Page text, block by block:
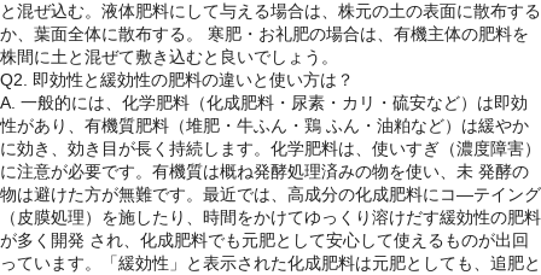
と混ぜ込む。液体肥料にして与える場合は、株元の土の表面に散布する
か、葉面全体に散布する。 寒肥・お礼肥の場合は、有機主体の肥料を
株間に土と混ぜて敷き込むと良いでしょう。
Q2. 即効性と緩効性の肥料の違いと使い方は？
A. 一般的には、化学肥料（化成肥料・尿素・カリ・硫安など）は即効
性があり、有機質肥料（堆肥・牛ふん・鶏 ふん・油粕など）は緩やか
に効き、効き目が長く持続します。化学肥料は、使いすぎ（濃度障害）
に注意が必要です。有機質は概ね発酵処理済みの物を使い、未 発酵の
物は避けた方が無難です。最近では、高成分の化成肥料にコ―テイング
（皮膜処理）を施したり、時間をかけてゆっくり溶けだす緩効性の肥料
が多く開発 され、化成肥料でも元肥として安心して使えるものが出回
っています。「緩効性」と表示された化成肥料は元肥としても、追肥と